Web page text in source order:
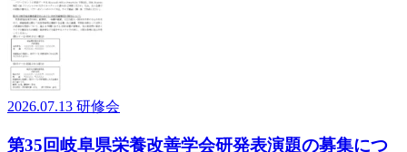
2026.07.13 研修会
第35回岐阜県栄養改善学会研発表演題の募集につ